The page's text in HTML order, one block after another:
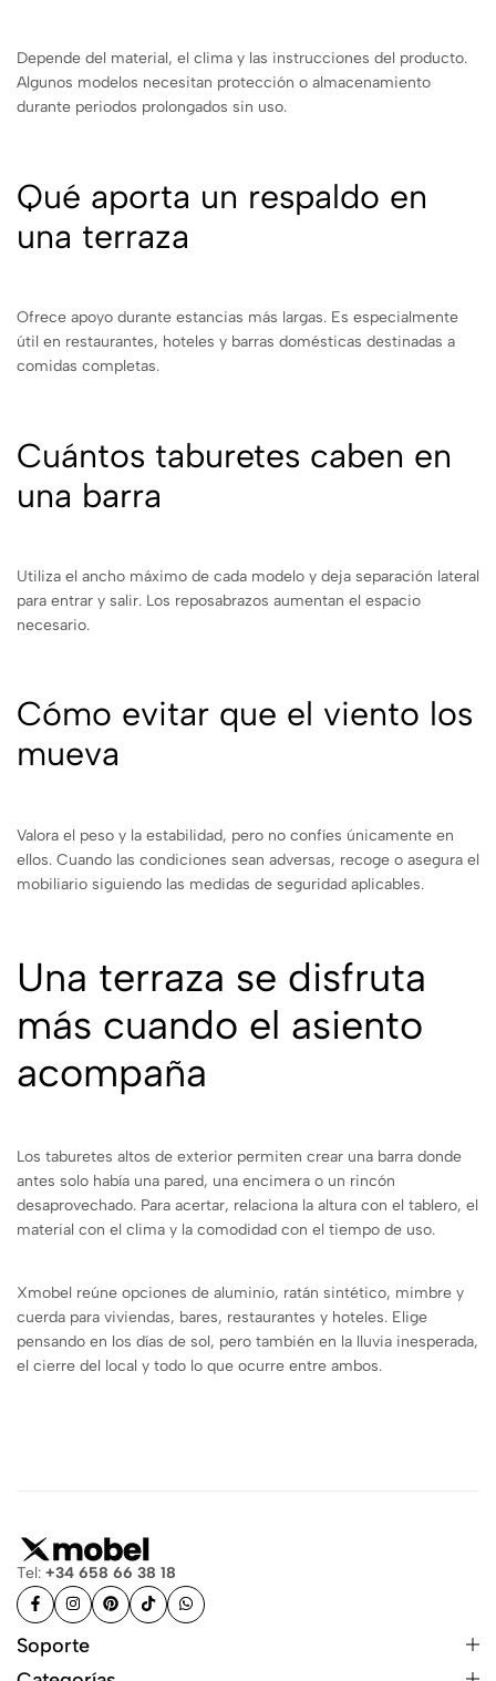
Depende del material, el clima y las instrucciones del producto.
Algunos modelos necesitan protección o almacenamiento
durante periodos prolongados sin uso.
Qué aporta un respaldo en
una terraza
Ofrece apoyo durante estancias más largas. Es especialmente
útil en restaurantes, hoteles y barras domésticas destinadas a
comidas completas.
Cuántos taburetes caben en
una barra
Utiliza el ancho máximo de cada modelo y deja separación lateral
para entrar y salir. Los reposabrazos aumentan el espacio
necesario.
Cómo evitar que el viento los
mueva
Valora el peso y la estabilidad, pero no confíes únicamente en
ellos. Cuando las condiciones sean adversas, recoge o asegura el
mobiliario siguiendo las medidas de seguridad aplicables.
Una terraza se disfruta
más cuando el asiento
acompaña
Los taburetes altos de exterior permiten crear una barra donde
antes solo había una pared, una encimera o un rincón
desaprovechado. Para acertar, relaciona la altura con el tablero, el
material con el clima y la comodidad con el tiempo de uso.
Xmobel reúne opciones de aluminio, ratán sintético, mimbre y
cuerda para viviendas, bares, restaurantes y hoteles. Elige
pensando en los días de sol, pero también en la lluvia inesperada,
el cierre del local y todo lo que ocurre entre ambos.
Tel: +34 658 66 38 18
Soporte